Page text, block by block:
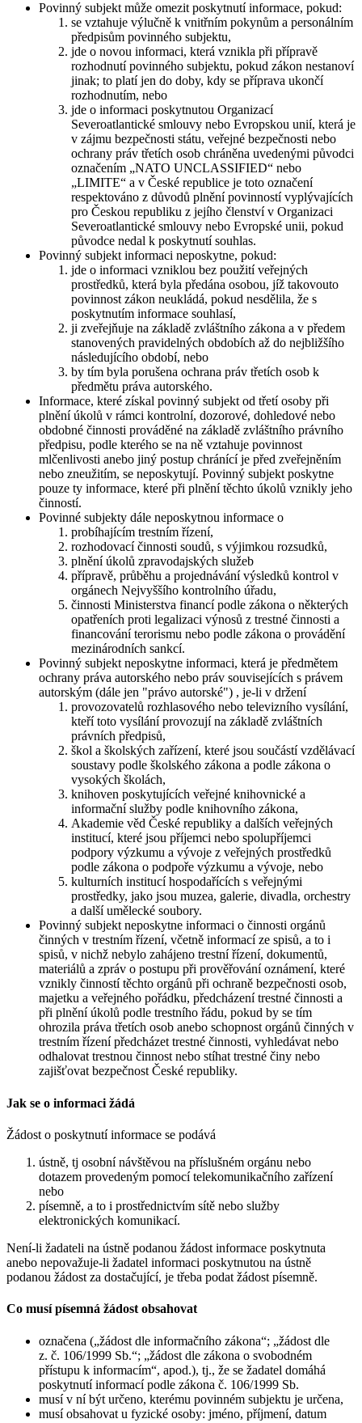
Povinný subjekt může omezit poskytnutí informace, pokud:
se vztahuje výlučně k vnitřním pokynům a personálním
předpisům povinného subjektu,
jde o novou informaci, která vznikla při přípravě
rozhodnutí povinného subjektu, pokud zákon nestanoví
jinak; to platí jen do doby, kdy se příprava ukončí
rozhodnutím, nebo
jde o informaci poskytnutou Organizací
Severoatlantické smlouvy nebo Evropskou unií, která je
v zájmu bezpečnosti státu, veřejné bezpečnosti nebo
ochrany práv třetích osob chráněna uvedenými původci
označením „NATO UNCLASSIFIED“ nebo
„LIMITE“ a v České republice je toto označení
respektováno z důvodů plnění povinností vyplývajících
pro Českou republiku z jejího členství v Organizaci
Severoatlantické smlouvy nebo Evropské unii, pokud
původce nedal k poskytnutí souhlas.
Povinný subjekt informaci neposkytne, pokud:
jde o informaci vzniklou bez použití veřejných
prostředků, která byla předána osobou, jíž takovouto
povinnost zákon neukládá, pokud nesdělila, že s
poskytnutím informace souhlasí,
ji zveřejňuje na základě zvláštního zákona a v předem
stanovených pravidelných obdobích až do nejbližšího
následujícího období, nebo
by tím byla porušena ochrana práv třetích osob k
předmětu práva autorského.
Informace, které získal povinný subjekt od třetí osoby při
plnění úkolů v rámci kontrolní, dozorové, dohledové nebo
obdobné činnosti prováděné na základě zvláštního právního
předpisu, podle kterého se na ně vztahuje povinnost
mlčenlivosti anebo jiný postup chránící je před zveřejněním
nebo zneužitím, se neposkytují. Povinný subjekt poskytne
pouze ty informace, které při plnění těchto úkolů vznikly jeho
činností.
Povinné subjekty dále neposkytnou informace o
probíhajícím trestním řízení,
rozhodovací činnosti soudů, s výjimkou rozsudků,
plnění úkolů zpravodajských služeb
přípravě, průběhu a projednávání výsledků kontrol v
orgánech Nejvyššího kontrolního úřadu,
činnosti Ministerstva financí podle zákona o některých
opatřeních proti legalizaci výnosů z trestné činnosti a
financování terorismu nebo podle zákona o provádění
mezinárodních sankcí.
Povinný subjekt neposkytne informaci, která je předmětem
ochrany práva autorského nebo práv souvisejících s právem
autorským (dále jen "právo autorské") , je-li v držení
provozovatelů rozhlasového nebo televizního vysílání,
kteří toto vysílání provozují na základě zvláštních
právních předpisů,
škol a školských zařízení, které jsou součástí vzdělávací
soustavy podle školského zákona a podle zákona o
vysokých školách,
knihoven poskytujících veřejné knihovnické a
informační služby podle knihovního zákona,
Akademie věd České republiky a dalších veřejných
institucí, které jsou příjemci nebo spolupříjemci
podpory výzkumu a vývoje z veřejných prostředků
podle zákona o podpoře výzkumu a vývoje, nebo
kulturních institucí hospodařících s veřejnými
prostředky, jako jsou muzea, galerie, divadla, orchestry
a další umělecké soubory.
Povinný subjekt neposkytne informaci o činnosti orgánů
činných v trestním řízení, včetně informací ze spisů, a to i
spisů, v nichž nebylo zahájeno trestní řízení, dokumentů,
materiálů a zpráv o postupu při prověřování oznámení, které
vznikly činností těchto orgánů při ochraně bezpečnosti osob,
majetku a veřejného pořádku, předcházení trestné činnosti a
při plnění úkolů podle trestního řádu, pokud by se tím
ohrozila práva třetích osob anebo schopnost orgánů činných v
trestním řízení předcházet trestné činnosti, vyhledávat nebo
odhalovat trestnou činnost nebo stíhat trestné činy nebo
zajišťovat bezpečnost České republiky.
Jak se o informaci žádá
Žádost o poskytnutí informace se podává
ústně, tj osobní návštěvou na příslušném orgánu nebo
dotazem provedeným pomocí telekomunikačního zařízení
nebo
písemně, a to i prostřednictvím sítě nebo služby
elektronických komunikací.
Není-li žadateli na ústně podanou žádost informace poskytnuta
anebo nepovažuje-li žadatel informaci poskytnutou na ústně
podanou žádost za dostačující, je třeba podat žádost písemně.
Co musí písemná žádost obsahovat
označena („žádost dle informačního zákona“; „žádost dle
z. č. 106/1999 Sb.“; „žádost dle zákona o svobodném
přístupu k informacím“, apod.), tj., že se žadatel domáhá
poskytnutí informací podle zákona č. 106/1999 Sb.
musí v ní být určeno, kterému povinném subjektu je určena,
musí obsahovat u fyzické osoby: jméno, příjmení, datum